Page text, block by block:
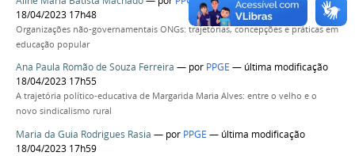
18/04/2023 17h48
Organizações não-governamentais ONGs: trajetórias, concepções e práticas em
educação popular
Ana Paula Romão de Souza Ferreira — por PPGE — última modificação
18/04/2023 17h55
A trajetória político-educativa de Margarida Maria Alves: entre o velho e o
novo sindicalismo rural
Maria da Guia Rodrigues Rasia — por PPGE — última modificação
18/04/2023 17h59